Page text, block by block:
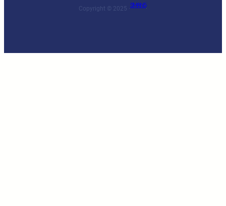
Copyright © 2025 ·SMAN 5·